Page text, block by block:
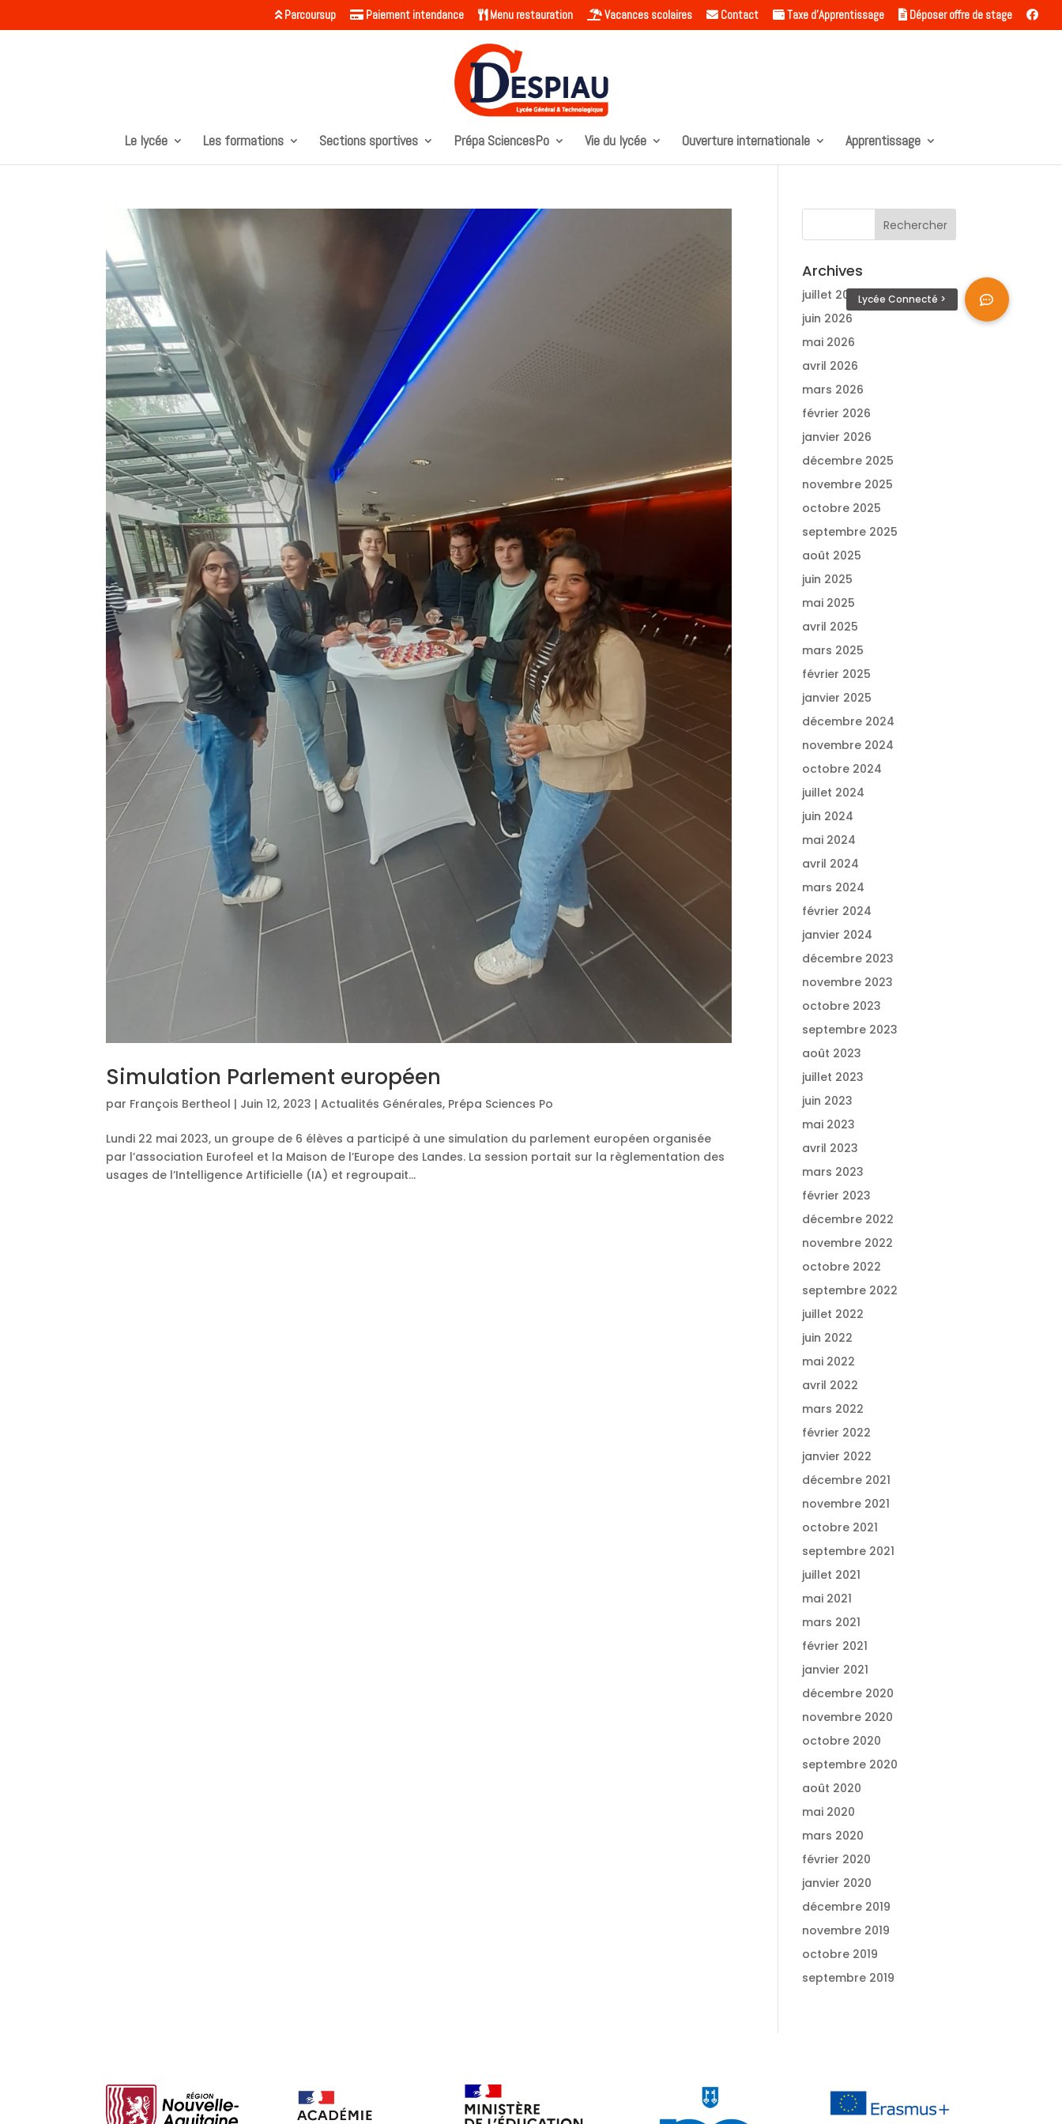
Parcoursup Paiement intendance Menu restauration Vacances scolaires Contact Taxe d’Apprentissage Déposer offre de stage
Le lycée Les formations Sections sportives Prépa SciencesPo Vie du lycée Ouverture internationale Apprentissage
Simulation Parlement européen
par François Bertheol | Juin 12, 2023 |Actualités Générales, Prépa Sciences Po
Lundi 22 mai 2023, un groupe de 6 élèves a participé à une simulation du parlement européen organisée
par l’association Eurofeel et la Maison de l’Europe des Landes. La session portait sur la règlementation des
usages de l’Intelligence Artificielle (IA) et regroupait...
Archives
juillet 2026
juin 2026
mai 2026
avril 2026
mars 2026
février 2026
janvier 2026
décembre 2025
novembre 2025
octobre 2025
septembre 2025
août 2025
juin 2025
mai 2025
avril 2025
mars 2025
février 2025
janvier 2025
décembre 2024
novembre 2024
octobre 2024
juillet 2024
juin 2024
mai 2024
avril 2024
mars 2024
février 2024
janvier 2024
décembre 2023
novembre 2023
octobre 2023
septembre 2023
août 2023
juillet 2023
juin 2023
mai 2023
avril 2023
mars 2023
février 2023
décembre 2022
novembre 2022
octobre 2022
septembre 2022
juillet 2022
juin 2022
mai 2022
avril 2022
mars 2022
février 2022
janvier 2022
décembre 2021
novembre 2021
octobre 2021
septembre 2021
juillet 2021
mai 2021
mars 2021
février 2021
janvier 2021
décembre 2020
novembre 2020
octobre 2020
septembre 2020
août 2020
mai 2020
mars 2020
février 2020
janvier 2020
décembre 2019
novembre 2019
octobre 2019
septembre 2019